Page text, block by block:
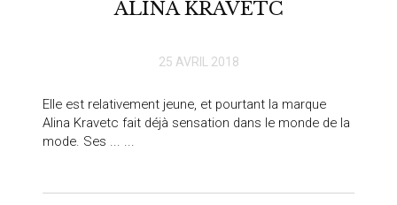
ALINA KRAVETC
25 AVRIL 2018
Elle est relativement jeune, et pourtant la marque
Alina Kravetc fait déjà sensation dans le monde de la
mode. Ses ... ...